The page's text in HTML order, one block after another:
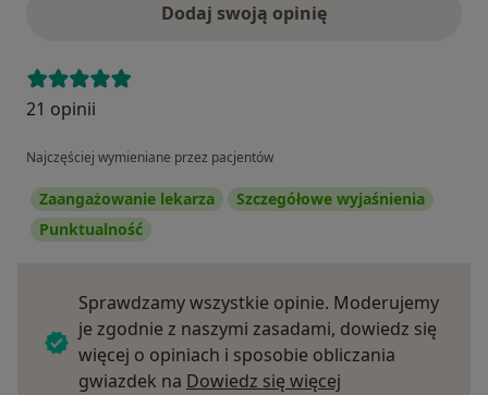
Dodaj swoją opinię
21 opinii
Najczęściej wymieniane przez pacjentów
Zaangażowanie lekarza
Szczegółowe wyjaśnienia
Punktualność
Sprawdzamy wszystkie opinie. Moderujemy
je zgodnie z naszymi zasadami, dowiedz się
więcej o opiniach i sposobie obliczania
gwiazdek na Dowiedz się więcej